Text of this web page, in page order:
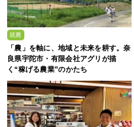
就農
「農」を軸に、地域と未来を耕す。奈
良県宇陀市・有限会社アグリが描
く“稼げる農業”のかたち